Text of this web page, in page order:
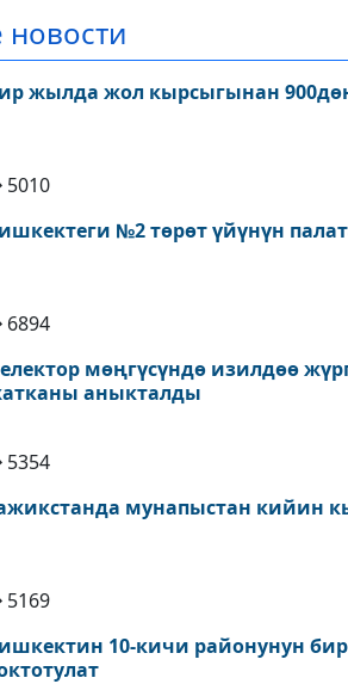
жылда жол кырсыгынан
5010
№2 төрөт үйүнүн
6894
мөңгүсүндө изилдөө
аныкталды
5354
мунапыстан кийин
5169
10-кичи районунун бир